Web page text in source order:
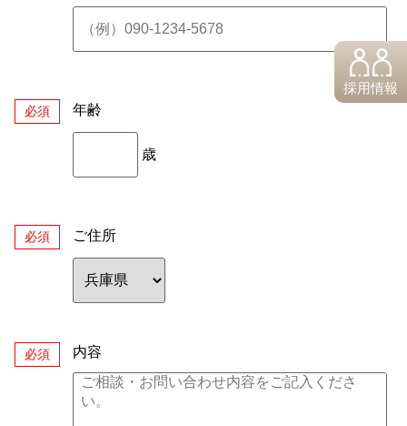
採用情報
必須 年齢
歳
必須 ご住所
必須 内容